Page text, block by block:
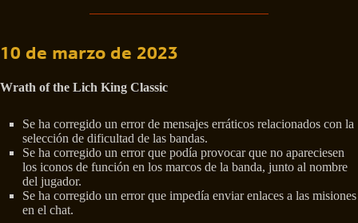
10 de marzo de 2023
Wrath of the Lich King Classic
Se ha corregido un error de mensajes erráticos relacionados con la
selección de dificultad de las bandas.
Se ha corregido un error que podía provocar que no apareciesen
los iconos de función en los marcos de la banda, junto al nombre
del jugador.
Se ha corregido un error que impedía enviar enlaces a las misiones
en el chat.